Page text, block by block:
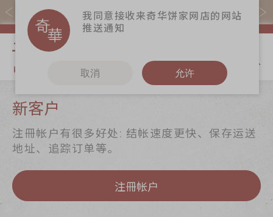
易赏钱会员凭推广码购买现货产品可赚易赏钱($5=1分)
关于奇华
奇华传奇
最新推广
商务销售
奇华饼食
贺年食品
手信礼品
更多
奇华工作坊
新客户
注冊帐户有很多好处: 结帐速度更快、保存运送
地址、追踪订单等。
注冊帐户
我同意接收来奇华饼家网店的网站
推送通知
取消 允许